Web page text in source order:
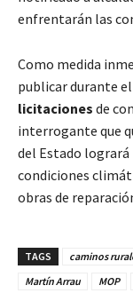
enfrentarán las
Como medida
publicar durante
licitaciones de
interrogante que
del Estado
condiciones
obras de
TAGS caminos
Martín Arrau
MOP